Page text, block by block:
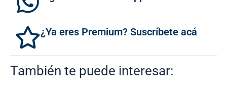
¿Ya eres Premium? Suscríbete acá
También te puede interesar: